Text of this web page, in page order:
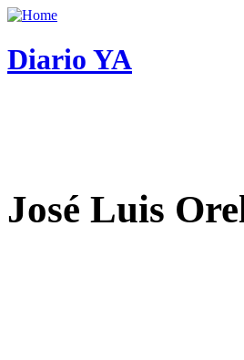
Diario YA
José Luis